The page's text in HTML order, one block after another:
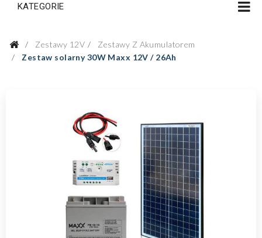
KATEGORIE
Zestawy 12V
Zestawy Z Akumulatorem
Zestaw solarny 30W Maxx 12V / 26Ah